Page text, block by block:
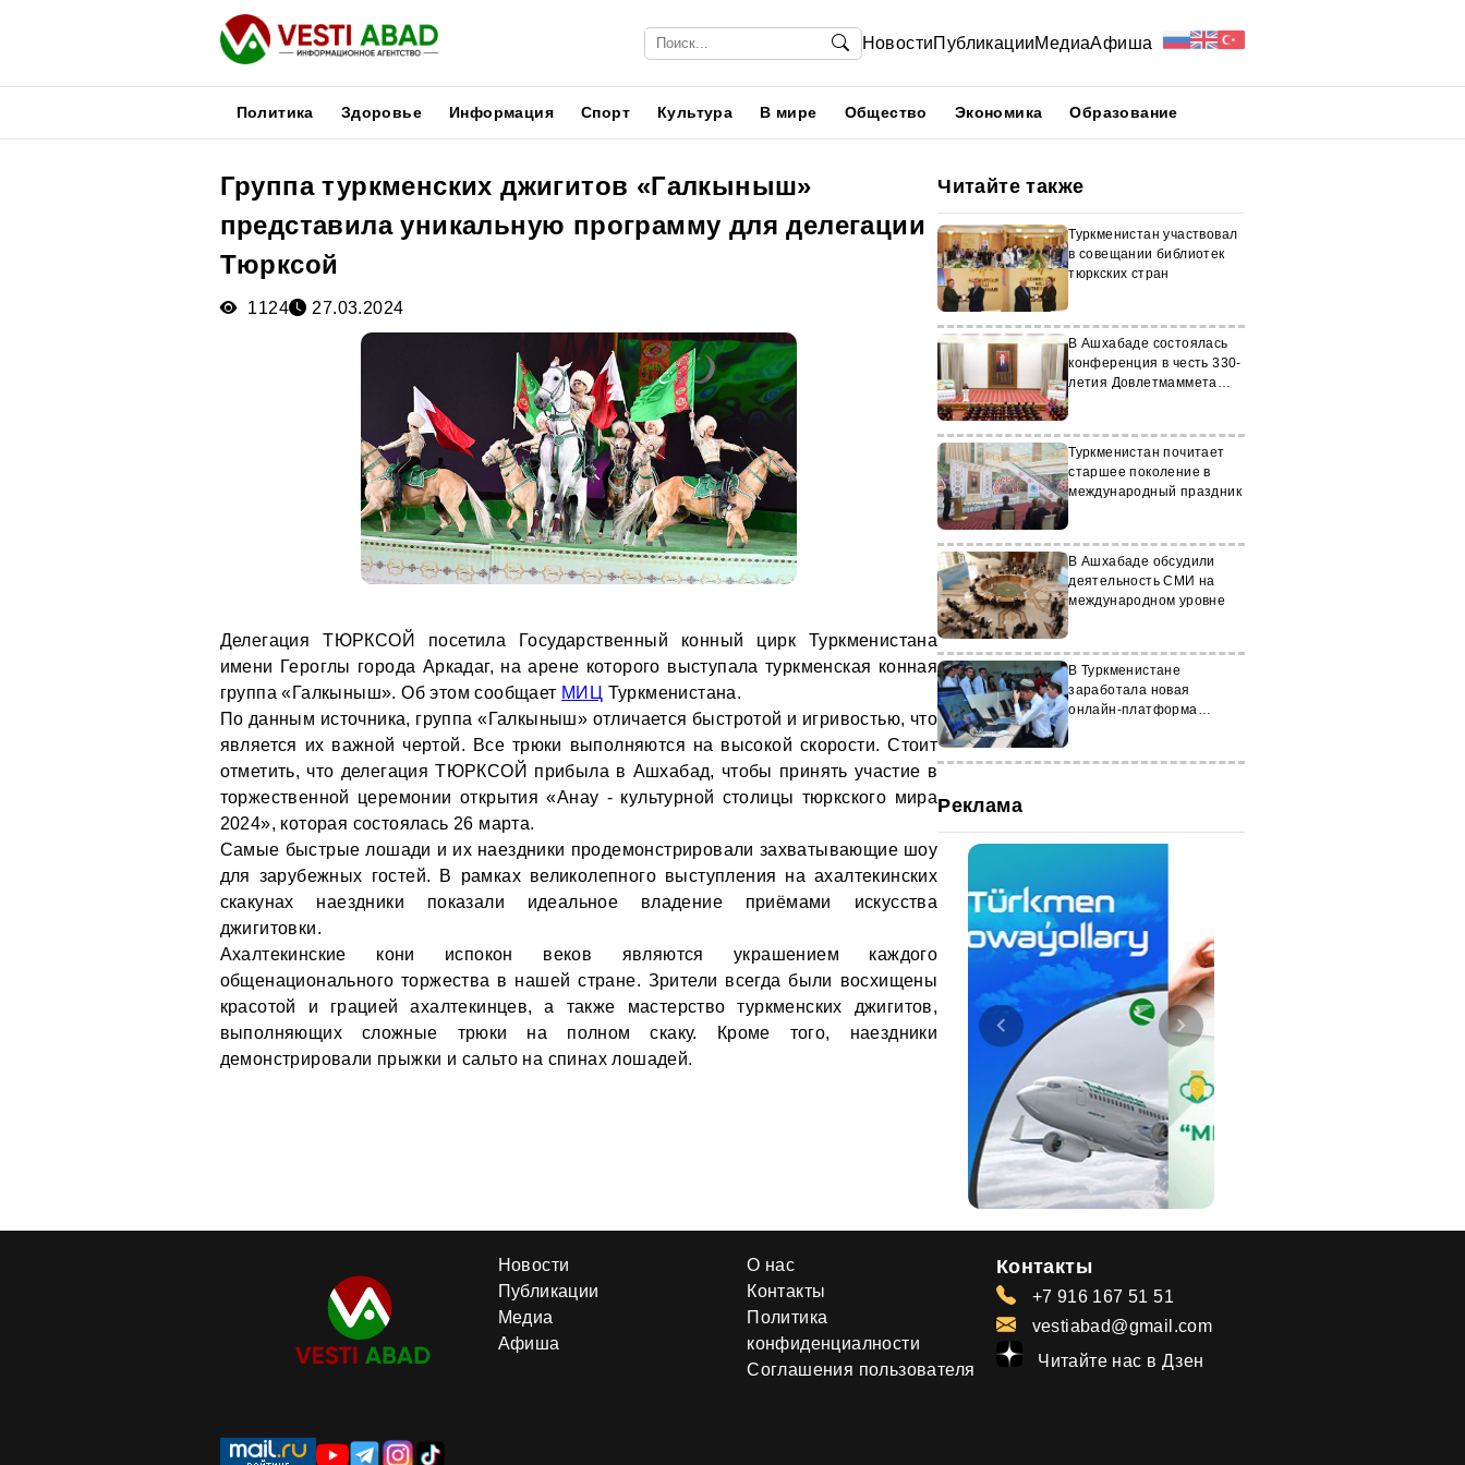
НовостиПубликацииМедиаАфиша
Политика Здоровье Информация Спорт Культура В мире Общество Экономика Образование
Группа туркменских джигитов «Галкыныш»
представила уникальную программу для делегации
Тюрксой
1124 27.03.2024
Делегация ТЮРКСОЙ посетила Государственный конный цирк Туркменистана
имени Героглы города Аркадаг, на арене которого выступала туркменская конная
группа «Галкыныш». Об этом сообщает МИЦ Туркменистана.
По данным источника, группа «Галкыныш» отличается быстротой и игривостью, что
является их важной чертой. Все трюки выполняются на высокой скорости. Стоит
отметить, что делегация ТЮРКСОЙ прибыла в Ашхабад, чтобы принять участие в
торжественной церемонии открытия «Анау - культурной столицы тюркского мира
2024», которая состоялась 26 марта.
Самые быстрые лошади и их наездники продемонстрировали захватывающие шоу
для зарубежных гостей. В рамках великолепного выступления на ахалтекинских
скакунах наездники показали идеальное владение приёмами искусства
джигитовки.
Ахалтекинские кони испокон веков являются украшением каждого
общенационального торжества в нашей стране. Зрители всегда были восхищены
красотой и грацией ахалтекинцев, а также мастерство туркменских джигитов,
выполняющих сложные трюки на полном скаку. Кроме того, наездники
демонстрировали прыжки и сальто на спинах лошадей.
Читайте также
Туркменистан участвовал
в совещании библиотек
тюркских стран
В Ашхабаде состоялась
конференция в честь 330-
летия Довлетмаммета
Туркменистан почитает
старшее поколение в
международный праздник
В Ашхабаде обсудили
деятельность СМИ на
международном уровне
В Туркменистане
заработала новая
онлайн-платформа
Реклама
Новости
Публикации
Медиа
Афиша
О нас
Контакты
Политика
конфиденциалности
Соглашения пользователя
Контакты
+7 916 167 51 51
vestiabad@gmail.com
Читайте нас в Дзен